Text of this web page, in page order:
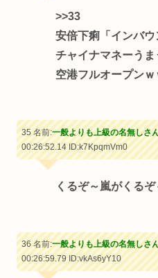
>>33
安倍下痢「インバ
チャイナマネーうま
空港フルオープンｗ
35 名前:一般よりも上級の名無しさ
00:26:52.14ID:k7KpqmVm0
くるぞ～嵐がくるぞ
36 名前:一般よりも上級の名無しさ
00:26:59.79ID:vkAs6yY10